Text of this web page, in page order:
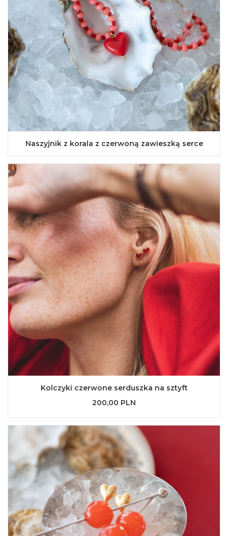
Naszyjnik z korala z czerwoną zawieszką serce
Kolczyki czerwone serduszka na sztyft
200,00 PLN